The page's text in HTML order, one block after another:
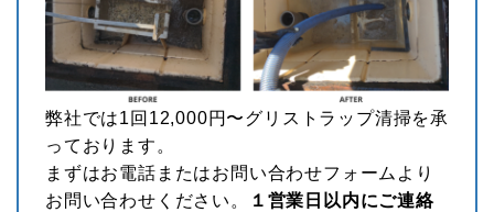
弊社では1回12,000円〜グリストラップ清掃を承
っております。
まずはお電話またはお問い合わせフォームより
お問い合わせください。
１営業日以内にご連絡